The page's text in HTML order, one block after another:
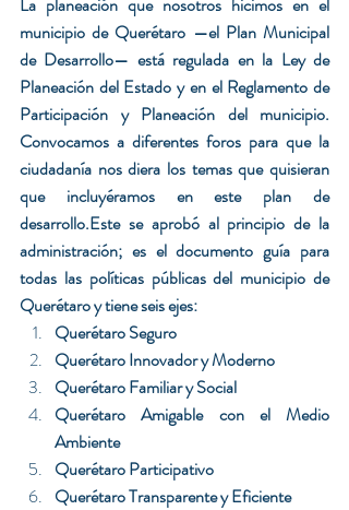
municipio de Querétaro —el Plan Municipal
de Desarrollo— está regulada en la Ley de
Planeación del Estado y en el Reglamento de
Participación y Planeación del municipio.
Convocamos a diferentes foros para que la
ciudadanía nos diera los temas que quisieran
que incluyéramos en este plan de
desarrollo.Este se aprobó al principio de la
administración; es el documento guía para
todas las políticas públicas del municipio de
Querétaro y tiene seis ejes:
Querétaro Seguro
Querétaro Innovador y Moderno
Querétaro Familiar y Social
Querétaro Amigable con el Medio
Ambiente
Querétaro Participativo
Querétaro Transparente y Eficiente